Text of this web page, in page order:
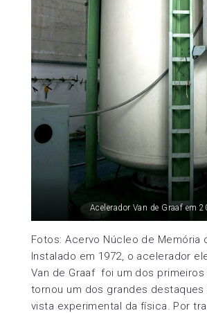
Acelerador Van de Graaf em
Fotos: Acervo Núcleo de Memória
Instalado em 1972, o acelerador
Van de Graaf foi um dos primeiros
tornou um dos grandes
vista experimental da física. Por